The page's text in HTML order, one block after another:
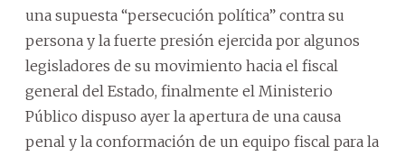
una supuesta “persecución política” contra su
persona y la fuerte presión ejercida por algunos
legisladores de su movimiento hacia el fiscal
general del Estado, finalmente el Ministerio
Público dispuso ayer la apertura de una causa
penal y la conformación de un equipo fiscal para la